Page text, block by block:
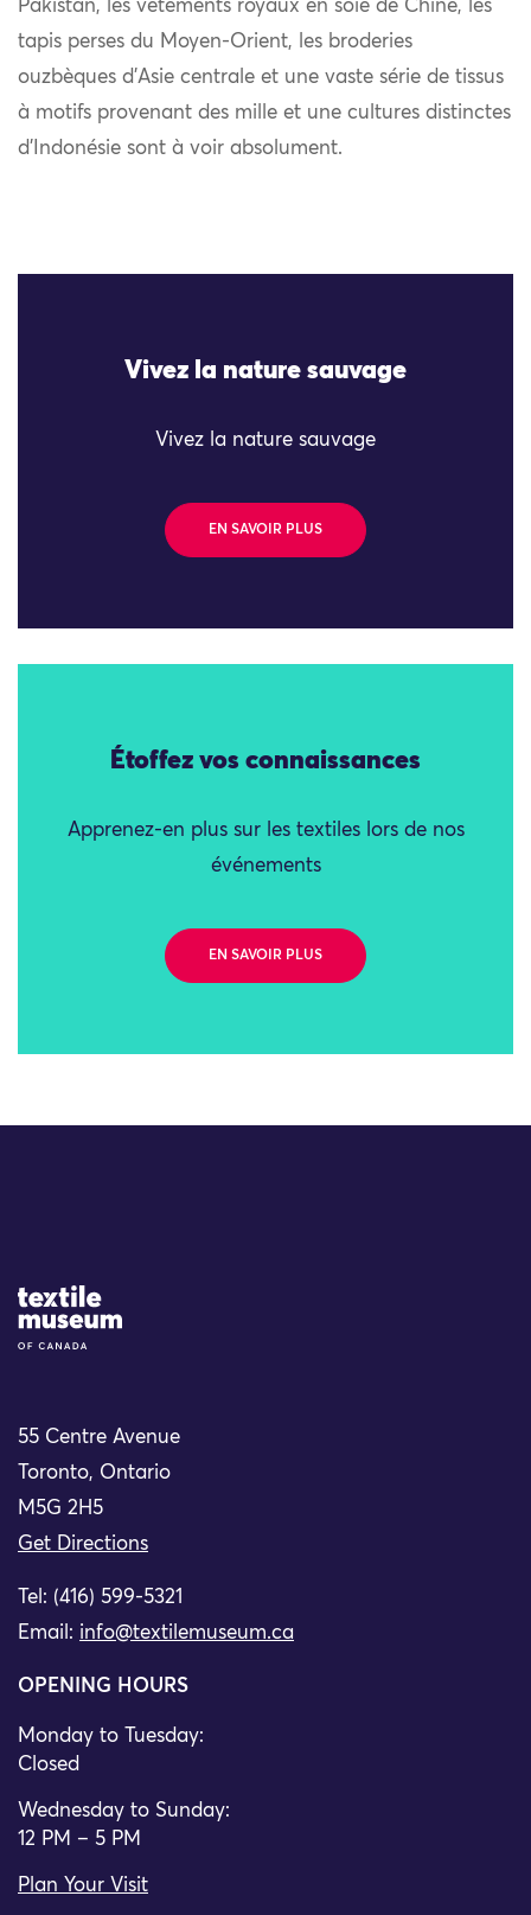
Pakistan, les vêtements royaux en soie de Chine, les
tapis perses du Moyen-Orient, les broderies
ouzbèques d’Asie centrale et une vaste série de tissus
à motifs provenant des mille et une cultures distinctes
d’Indonésie sont à voir absolument.
Vivez la nature sauvage
Vivez la nature sauvage
EN SAVOIR PLUS
Étoffez vos connaissances
Apprenez-en plus sur les textiles lors de nos
événements
EN SAVOIR PLUS
Site Logo
55 Centre Avenue
Toronto, Ontario
M5G 2H5
Get Directions
Tel: (416) 599-5321
Email: info@textilemuseum.ca
OPENING HOURS
Monday to Tuesday:
Closed
Wednesday to Sunday:
12 PM – 5 PM
Plan Your Visit